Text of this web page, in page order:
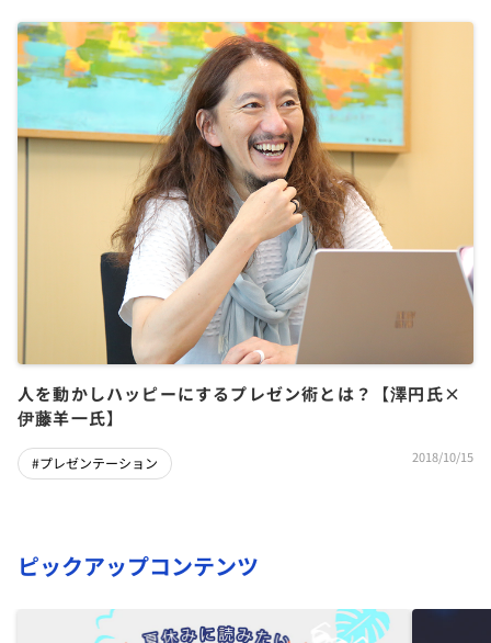
人を動かしハッピーにするプレゼン術とは？【澤円氏×
伊藤羊一氏】
#プレゼンテーション 2018/10/15
ピックアップコンテンツ